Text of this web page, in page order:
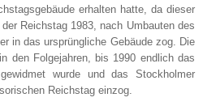
erhalten hatte, da dieser
Reichstag 1983, nach Umbauten des
in das ursprüngliche Gebäude zog. Die
den Folgejahren, bis 1990 endlich das
wurde und das Stockholmer
Reichstag einzog.